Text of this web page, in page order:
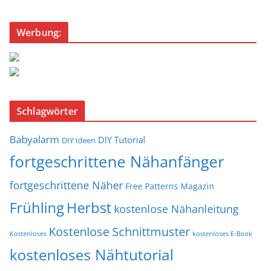
Werbung:
Schlagwörter
Babyalarm DIY Ideen DIY Tutorial
fortgeschrittene Nähanfänger
fortgeschrittene Näher Free Patterns Magazin
FrühlingHerbst kostenlose Nähanleitung
Kostenloses Kostenlose Schnittmuster kostenloses E-Book
kostenloses Nähtutorial